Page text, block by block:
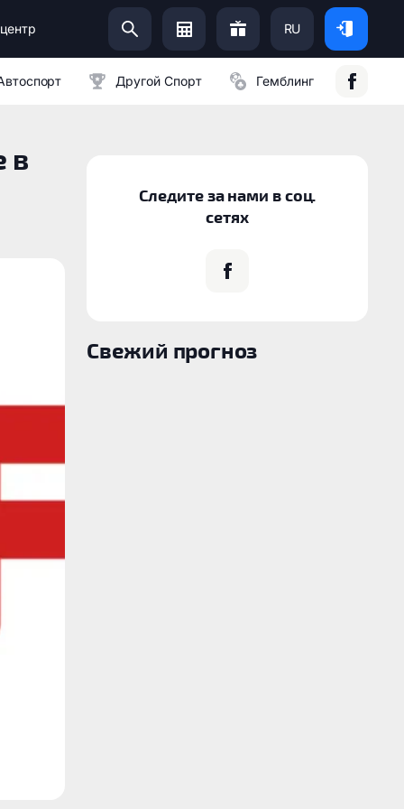
RU
Другой Спорт Гемблинг
в
Следите за нами в соц.
сетях
Свежий прогноз